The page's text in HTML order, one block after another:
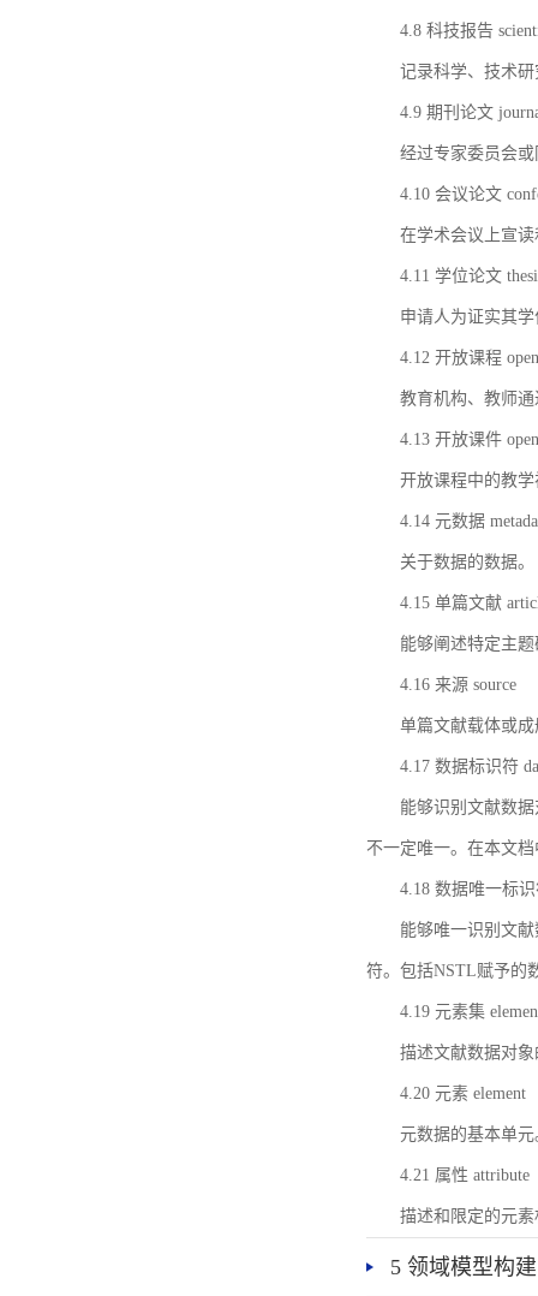
4.8 科技报告
记录科学、技术
4.9 期刊论文
经过专家委员会
4.10 会议论文
在学术会议上宣
4.11 学位论文
申请人为证实其
4.12 开放课程
教育机构、教师
4.13 开放课件
开放课程中的教
4.14 元数据
关于数据的数据。
4.15 单篇文献
能够阐述特定主
4.16 来源 source
单篇文献载体或
4.17 数据标识符
能够识别文献数
不一定唯一。在本文
4.18 数据唯一标
能够唯一识别文
符。包括NSTL赋予的
4.19 元素集
描述文献数据对
4.20 元素 element
元数据的基本单元
4.21 属性 attribute
描述和限定的元
5 领域模型构建